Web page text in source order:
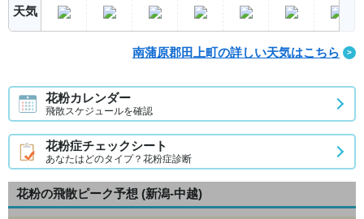
天気
南蒲原郡田上町の詳しい天気はこちら
花粉カレンダー
飛散スケジュールを確認
花粉症チェックシート
あなたはどのタイプ？花粉症診断
花粉の飛散ピーク予想 (新潟-中越)